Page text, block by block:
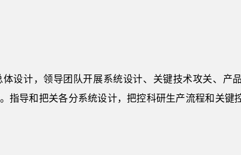
设计，领导团队开展系统设计、关键技术攻关、产
指导和把关各分系统设计，把控科研生产流程和关键